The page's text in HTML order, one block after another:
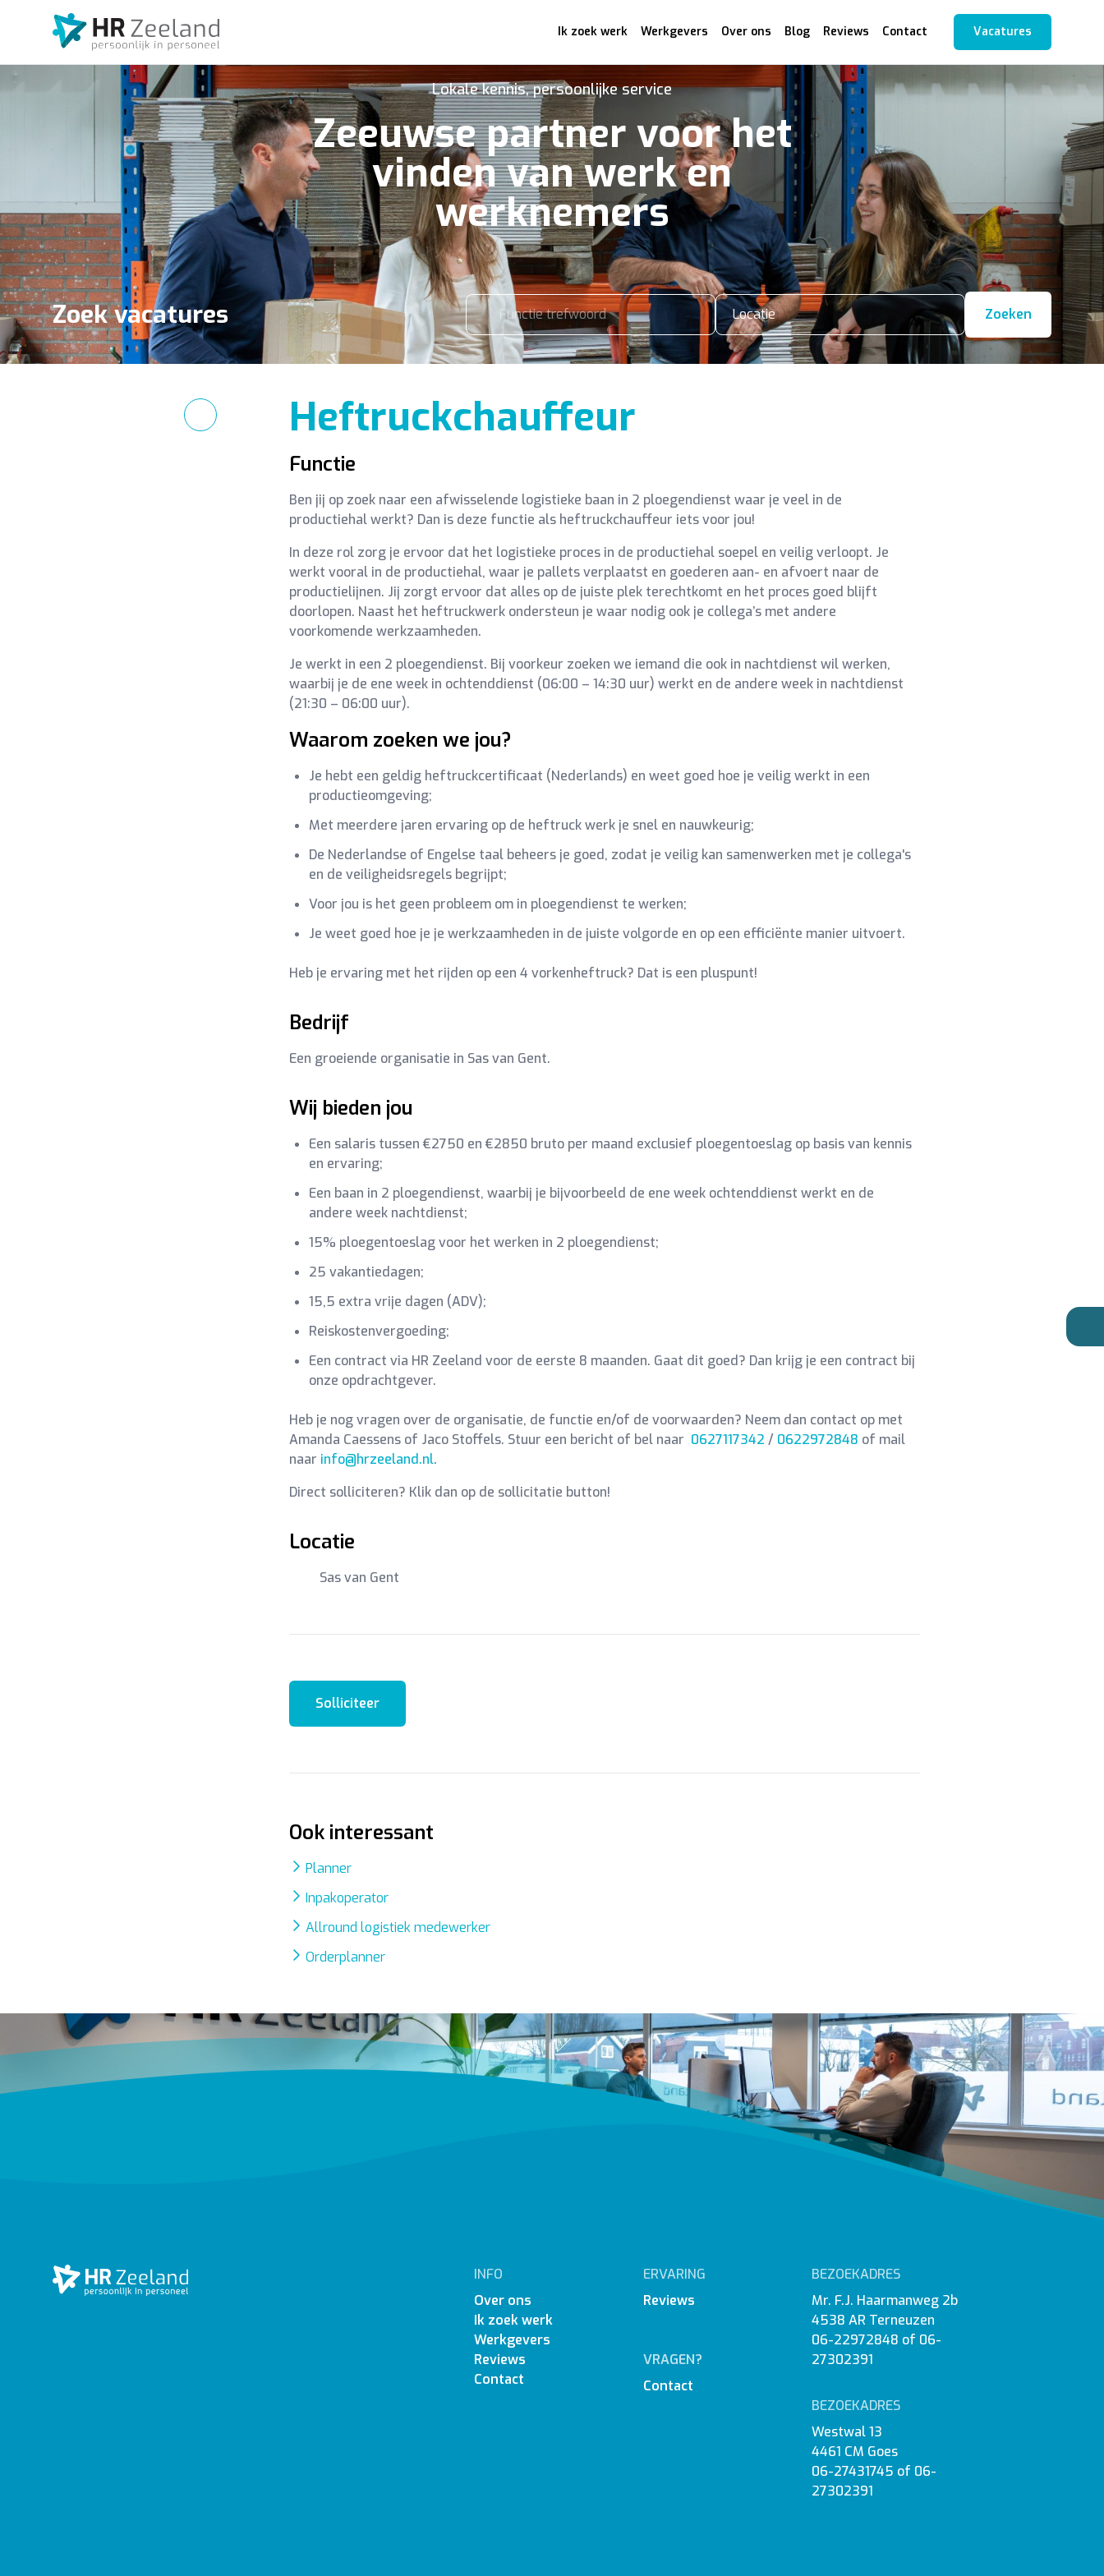
Ik zoek werk Werkgevers Over ons Blog Reviews Contact Vacatures
Lokale kennis, persoonlijke service
Zeeuwse partner voor het
vinden van werk en
werknemers
Zoek vacatures Locatie Zoeken
Heftruckchauffeur
Functie
Ben jij op zoek naar een afwisselende logistieke baan in 2 ploegendienst waar je veel in de
productiehal werkt? Dan is deze functie als heftruckchauffeur iets voor jou!
In deze rol zorg je ervoor dat het logistieke proces in de productiehal soepel en veilig verloopt. Je
werkt vooral in de productiehal, waar je pallets verplaatst en goederen aan- en afvoert naar de
productielijnen. Jij zorgt ervoor dat alles op de juiste plek terechtkomt en het proces goed blijft
doorlopen. Naast het heftruckwerk ondersteun je waar nodig ook je collega’s met andere
voorkomende werkzaamheden.
Je werkt in een 2 ploegendienst. Bij voorkeur zoeken we iemand die ook in nachtdienst wil werken,
waarbij je de ene week in ochtenddienst (06:00 – 14:30 uur) werkt en de andere week in nachtdienst
(21:30 – 06:00 uur).
Waarom zoeken we jou?
Je hebt een geldig heftruckcertificaat (Nederlands) en weet goed hoe je veilig werkt in een
productieomgeving;
Met meerdere jaren ervaring op de heftruck werk je snel en nauwkeurig;
De Nederlandse of Engelse taal beheers je goed, zodat je veilig kan samenwerken met je collega's
en de veiligheidsregels begrijpt;
Voor jou is het geen probleem om in ploegendienst te werken;
Je weet goed hoe je je werkzaamheden in de juiste volgorde en op een efficiënte manier uitvoert.
Heb je ervaring met het rijden op een 4 vorkenheftruck? Dat is een pluspunt!
Bedrijf
Een groeiende organisatie in Sas van Gent.
Wij bieden jou
Een salaris tussen €2750 en €2850 bruto per maand exclusief ploegentoeslag op basis van kennis
en ervaring;
Een baan in 2 ploegendienst, waarbij je bijvoorbeeld de ene week ochtenddienst werkt en de
andere week nachtdienst;
15% ploegentoeslag voor het werken in 2 ploegendienst;
25 vakantiedagen;
15,5 extra vrije dagen (ADV);
Reiskostenvergoeding;
Een contract via HR Zeeland voor de eerste 8 maanden. Gaat dit goed? Dan krijg je een contract bij
onze opdrachtgever.
Heb je nog vragen over de organisatie, de functie en/of de voorwaarden? Neem dan contact op met
Amanda Caessens of Jaco Stoffels. Stuur een bericht of bel naar 0627117342 / 0622972848 of mail
naar info@hrzeeland.nl.
Direct solliciteren? Klik dan op de sollicitatie button!
Locatie
Sas van Gent
Solliciteer
Ook interessant
Planner
Inpakoperator
Allround logistiek medewerker
Orderplanner
INFO
Over ons
Ik zoek werk
Werkgevers
Reviews
Contact
ERVARING
Reviews
VRAGEN?
Contact
BEZOEKADRES
Mr. F.J. Haarmanweg 2b
4538 AR Terneuzen
06-22972848 of 06-
27302391
BEZOEKADRES
Westwal 13
4461 CM Goes
06-27431745 of 06-
27302391